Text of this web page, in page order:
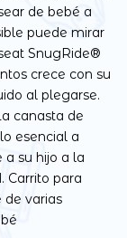
de bebé a
puede mirar
SnugRide®
crece con su
al plegarse.
canasta de
esencial a
su hijo a la
Carrito para
de varias